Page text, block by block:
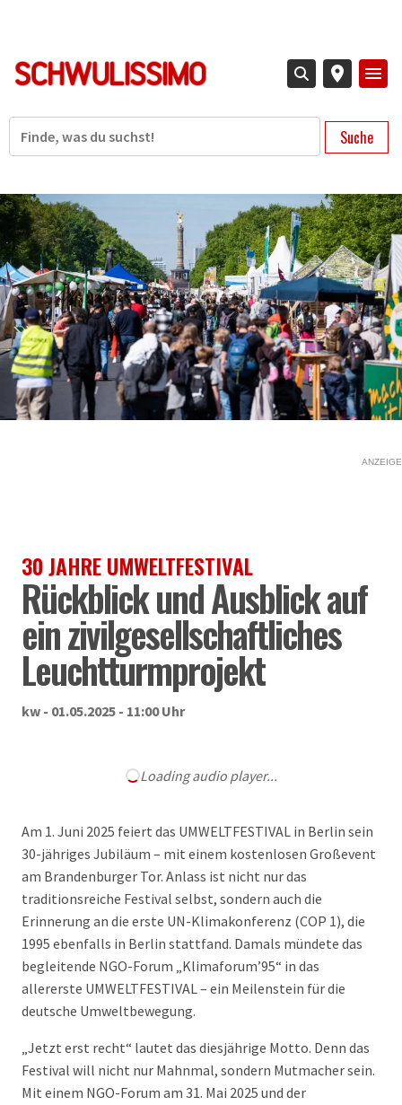
Suche
ANZEIGE
30 JAHRE UMWELTFESTIVAL
Rückblick und Ausblick auf
ein zivilgesellschaftliches
Leuchtturmprojekt
kw - 01.05.2025 - 11:00 Uhr
Loading audio player...
Am 1. Juni 2025 feiert das UMWELTFESTIVAL in Berlin sein
30-jähriges Jubiläum – mit einem kostenlosen Großevent
am Brandenburger Tor. Anlass ist nicht nur das
traditionsreiche Festival selbst, sondern auch die
Erinnerung an die erste UN-Klimakonferenz (COP 1), die
1995 ebenfalls in Berlin stattfand. Damals mündete das
begleitende NGO-Forum „Klimaforum’95“ in das
allererste UMWELTFESTIVAL – ein Meilenstein für die
deutsche Umweltbewegung.
„Jetzt erst recht“ lautet das diesjährige Motto. Denn das
Festival will nicht nur Mahnmal, sondern Mutmacher sein.
Mit einem NGO-Forum am 31. Mai 2025 und der